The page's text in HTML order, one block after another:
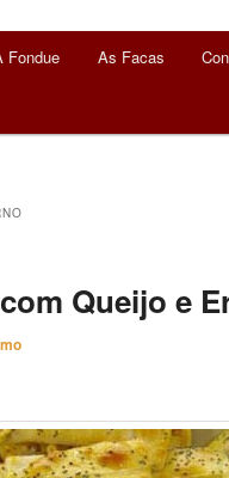
Fondue As Facas
Queijo e